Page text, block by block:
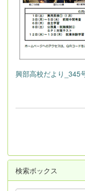
興部高校だより_345
検索ボックス